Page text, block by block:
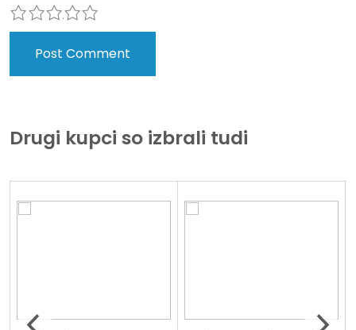
5
4
3
2
Drugi kupci so izbrali tudi